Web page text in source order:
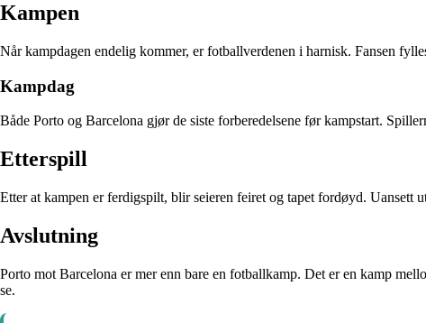
Kampen
Når kampdagen endelig kommer, er fotballverdenen i harnisk. Fansen
Kampdag
Både Porto og Barcelona gjør de siste forberedelsene før kampstart.
Etterspill
Etter at kampen er ferdigspilt, blir seieren feiret og tapet fordøyd.
Avslutning
Porto mot Barcelona er mer enn bare en fotballkamp. Det er en kamp
se.